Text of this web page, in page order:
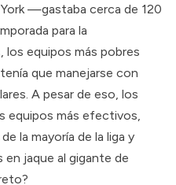
—gastaba cerca de 120
para la
equipos más pobres
que manejarse con
A pesar de eso, los
equipos más efectivos,
la mayoría de la liga y
jaque al gigante de